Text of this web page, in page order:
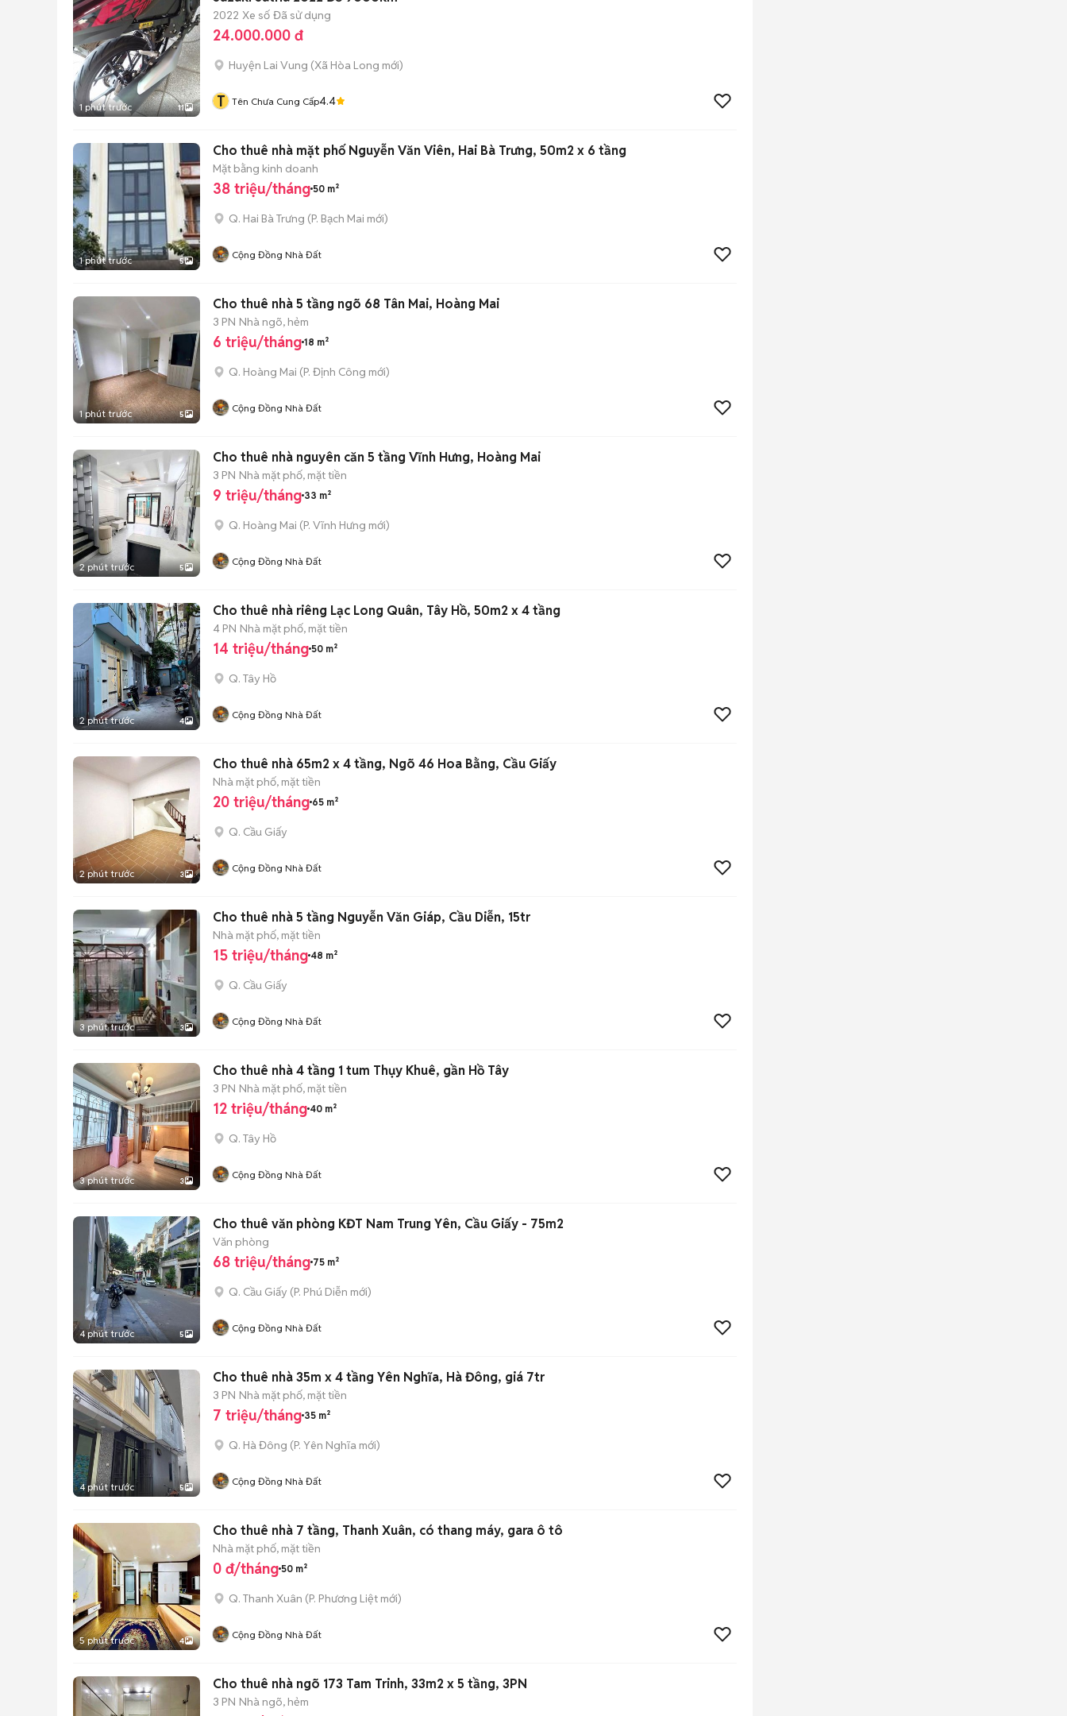
1 phút trước 11
2022 Xe số Đã sử dụng
24.000.000 đ
Huyện Lai Vung (Xã Hòa Long mới)
T Tên Chưa Cung Cấp4.4
1 phút trước 5
Cho thuê nhà mặt phố Nguyễn Văn Viên, Hai Bà Trưng, 50m2 x 6 tầng
Mặt bằng kinh doanh
38 triệu/tháng 50 m²
Q. Hai Bà Trưng (P. Bạch Mai mới)
Cộng Đồng Nhà Đất
1 phút trước 5
Cho thuê nhà 5 tầng ngõ 68 Tân Mai, Hoàng Mai
3 PN Nhà ngõ, hẻm
6 triệu/tháng 18 m²
Q. Hoàng Mai (P. Định Công mới)
Cộng Đồng Nhà Đất
2 phút trước 5
Cho thuê nhà nguyên căn 5 tầng Vĩnh Hưng, Hoàng Mai
3 PN Nhà mặt phố, mặt tiền
9 triệu/tháng 33 m²
Q. Hoàng Mai (P. Vĩnh Hưng mới)
Cộng Đồng Nhà Đất
2 phút trước 4
Cho thuê nhà riêng Lạc Long Quân, Tây Hồ, 50m2 x 4 tầng
4 PN Nhà mặt phố, mặt tiền
14 triệu/tháng 50 m²
Q. Tây Hồ
Cộng Đồng Nhà Đất
2 phút trước 3
Cho thuê nhà 65m2 x 4 tầng, Ngõ 46 Hoa Bằng, Cầu Giấy
Nhà mặt phố, mặt tiền
20 triệu/tháng 65 m²
Q. Cầu Giấy
Cộng Đồng Nhà Đất
3 phút trước 3
Cho thuê nhà 5 tầng Nguyễn Văn Giáp, Cầu Diễn, 15tr
Nhà mặt phố, mặt tiền
15 triệu/tháng 48 m²
Q. Cầu Giấy
Cộng Đồng Nhà Đất
3 phút trước 3
Cho thuê nhà 4 tầng 1 tum Thụy Khuê, gần Hồ Tây
3 PN Nhà mặt phố, mặt tiền
12 triệu/tháng 40 m²
Q. Tây Hồ
Cộng Đồng Nhà Đất
4 phút trước 5
Cho thuê văn phòng KĐT Nam Trung Yên, Cầu Giấy - 75m2
Văn phòng
68 triệu/tháng 75 m²
Q. Cầu Giấy (P. Phú Diễn mới)
Cộng Đồng Nhà Đất
4 phút trước 5
Cho thuê nhà 35m x 4 tầng Yên Nghĩa, Hà Đông, giá 7tr
3 PN Nhà mặt phố, mặt tiền
7 triệu/tháng 35 m²
Q. Hà Đông (P. Yên Nghĩa mới)
Cộng Đồng Nhà Đất
5 phút trước 4
Cho thuê nhà 7 tầng, Thanh Xuân, có thang máy, gara ô tô
Nhà mặt phố, mặt tiền
0 đ/tháng 50 m²
Q. Thanh Xuân (P. Phương Liệt mới)
Cộng Đồng Nhà Đất
Cho thuê nhà ngõ 173 Tam Trinh, 33m2 x 5 tầng, 3PN
3 PN Nhà ngõ, hẻm